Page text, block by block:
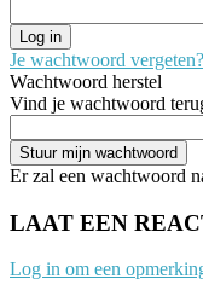
Je wachtwoord
Wachtwoord herstel
Vind je wachtwoord
Er zal een wachtwoord
LAAT EEN
Log in om een